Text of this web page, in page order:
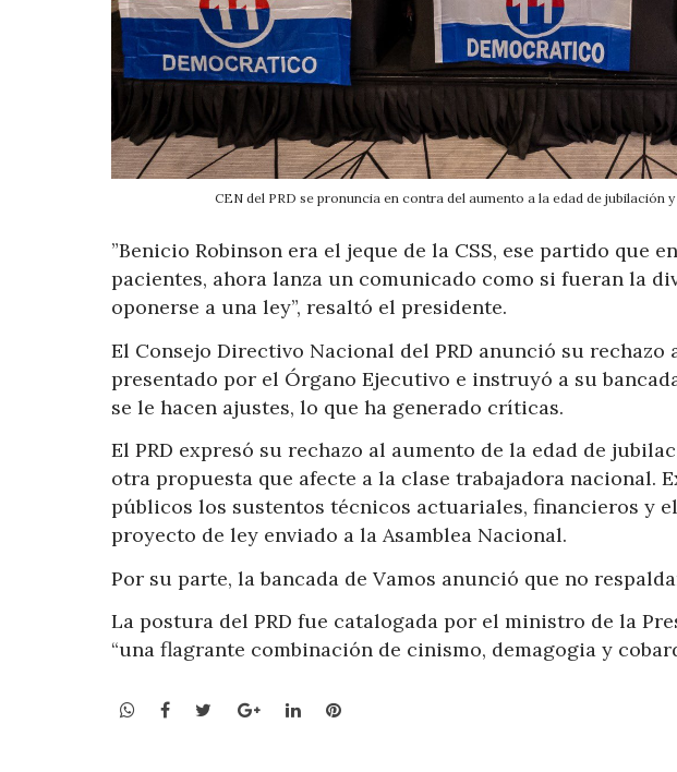
CEN del PRD se pronuncia en contra del aumento a la edad de jubilación
”Benicio Robinson era el jeque de la CSS, ese partido que
pacientes, ahora lanza un comunicado como si fueran la
oponerse a una ley”, resaltó el presidente.
El Consejo Directivo Nacional del PRD anunció su rechazo
presentado por el Órgano Ejecutivo e instruyó a su
se le hacen ajustes, lo que ha generado críticas.
El PRD expresó su rechazo al aumento de la edad de
otra propuesta que afecte a la clase trabajadora nacional.
públicos los sustentos técnicos actuariales, financieros y
proyecto de ley enviado a la Asamblea Nacional.
Por su parte, la bancada de Vamos anunció que no
La postura del PRD fue catalogada por el ministro de la
“una flagrante combinación de cinismo, demagogia y
WhatsApp
Facebook
TwitterGoogle+LinkedInPinterest